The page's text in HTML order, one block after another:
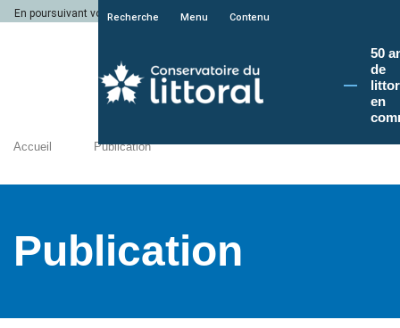
En poursuivant votre navigation sur le site du Conservatoire du littoral, vous
Recherche Menu Contenu
50
de
en
Accueil Publication
Publication